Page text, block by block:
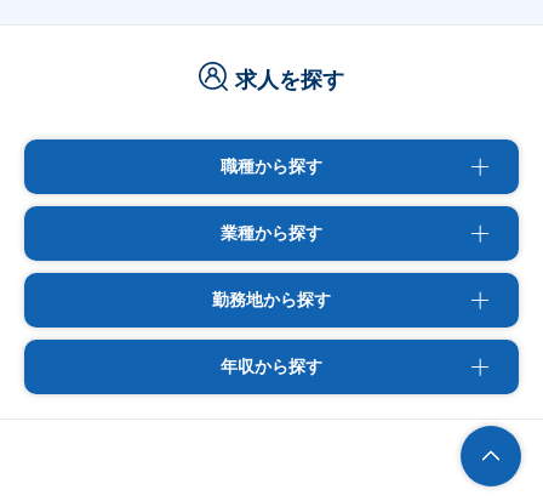
求人を探す
職種から探す
業種から探す
勤務地から探す
年収から探す